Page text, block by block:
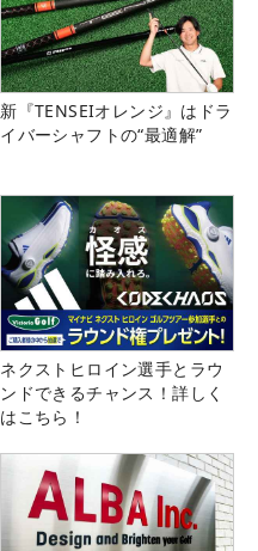
新『TENSEIオレンジ』はドラ
イバーシャフトの“最適解”
ネクストヒロイン選手とラウ
ンドできるチャンス！詳しく
はこちら！